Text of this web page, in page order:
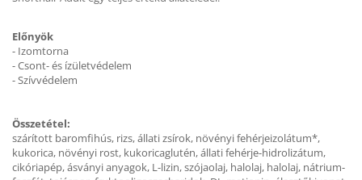
Előnyök
- Izomtorna
- Csont- és ízületvédelem
- Szívvédelem
Összetétel:
szárított baromfihús, rizs, állati zsírok, növényi fehérjeizolátum*,
kukorica, növényi rost, kukoricaglutén, állati fehérje-hidrolizátum,
cikóriapép, ásványi anyagok, L-lizin, szójaolaj, halolaj, halolaj, nátrium-